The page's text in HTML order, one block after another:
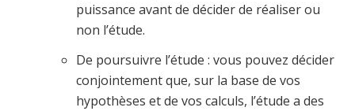
puissance avant de décider de réaliser ou
non l’étude.
De poursuivre l’étude : vous pouvez décider
conjointement que, sur la base de vos
hypothèses et de vos calculs, l’étude a des